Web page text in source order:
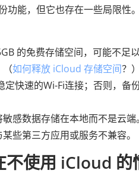
功能，但它也存在一些局限
的免费存储空间，可能不足
（如何释放 iCloud 存储空间？）
定快速的Wi-Fi连接；否则，备
感数据存储在本地而不是云端。
些第三方应用或服务不兼容。
不使用 iCloud